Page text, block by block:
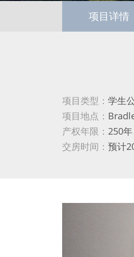
项目详情
项目类型： 学生
项目地点：
产权年限： 250年
交房时间： 预计